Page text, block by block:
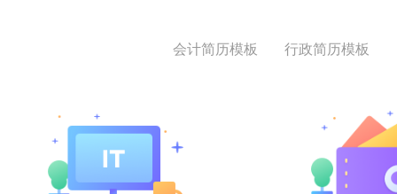
会计简历模板 行政简历模板